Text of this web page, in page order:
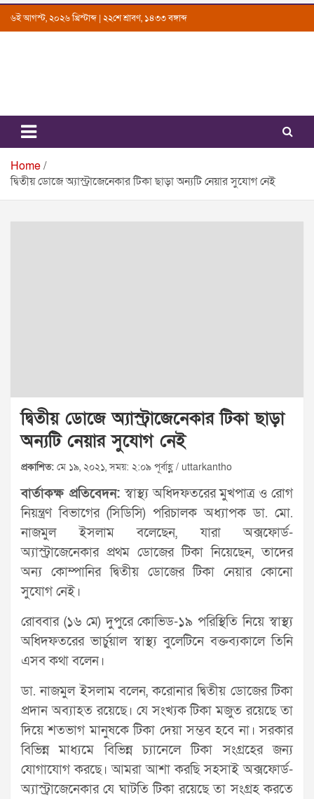
Skip৬ই আগস্ট, ২০২৬ খ্রিস্টাব্দ | ২২শে শ্রাবণ, ১৪৩৩ বঙ্গাব্দ
Uttarkantho
News Portal
Home
দ্বিতীয় ডোজে অ্যাস্ট্রাজেনেকার টিকা ছাড়া অন্যটি নেয়ার সুযোগ নেই
দ্বিতীয় ডোজে অ্যাস্ট্রাজেনেকার টিকা ছাড়া
অন্যটি নেয়ার সুযোগ নেই
প্রকাশিত: মে ১৯, ২০২১, সময়: ২:০৯ পূর্বাহ্ণ / uttarkantho
বার্তাকক্ষ প্রতিবেদন:স্বাস্থ্য অধিদফতরের মুখপাত্র ও রোগ
নিয়ন্ত্রণ বিভাগের (সিডিসি) পরিচালক অধ্যাপক ডা. মো.
নাজমুল ইসলাম বলেছেন, যারা অক্সফোর্ড-
অ্যাস্ট্রাজেনেকার প্রথম ডোজের টিকা নিয়েছেন, তাদের
অন্য কোম্পানির দ্বিতীয় ডোজের টিকা নেয়ার কোনো
সুযোগ নেই।
রোববার (১৬ মে) দুপুরে কোভিড-১৯ পরিস্থিতি নিয়ে স্বাস্থ্য
অধিদফতরের ভার্চুয়াল স্বাস্থ্য বুলেটিনে বক্তব্যকালে তিনি
এসব কথা বলেন।
ডা. নাজমুল ইসলাম বলেন, করোনার দ্বিতীয় ডোজের টিকা
প্রদান অব্যাহত রয়েছে। যে সংখ্যক টিকা মজুত রয়েছে তা
দিয়ে শতভাগ মানুষকে টিকা দেয়া সম্ভব হবে না। সরকার
বিভিন্ন মাধ্যমে বিভিন্ন চ্যানেলে টিকা সংগ্রহের জন্য
যোগাযোগ করছে। আমরা আশা করছি সহসাই অক্সফোর্ড-
অ্যাস্ট্রাজেনেকার যে ঘাটতি টিকা রয়েছে তা সংগ্রহ করতে